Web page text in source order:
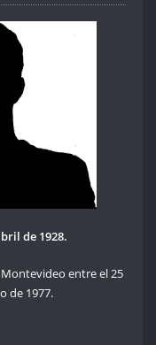
de 1928.
entre el 25
de 1977.